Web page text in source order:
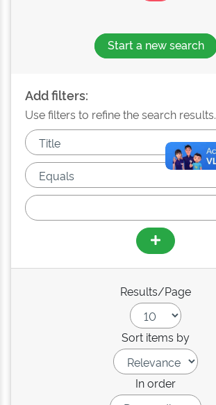
Start a new search
Add filters:
Use filters to refine the search results.
Results/Page
Sort items by
In order